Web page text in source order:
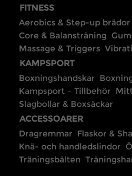
FITNESS
Aerobics & Step-up brädor
Core & Balansträning
Massage & Triggers
KAMPSPORT
Boxningshandskar
Kampsport – Tillbehör
Slagbollar & Boxsäckar
ACCESSOARER
Dragremmar Flaskor &
Knä- och handledslindor
Träningsbälten